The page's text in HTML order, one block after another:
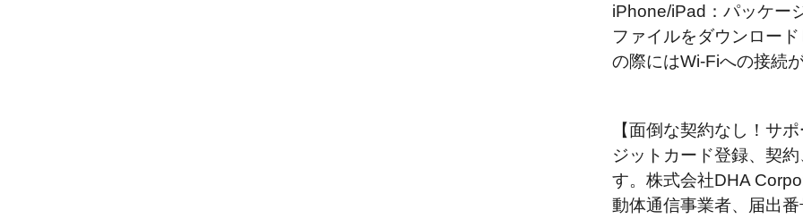
iPhone/iPad：パッケー
ファイルをダウンロー
の際にはWi-Fiへの接続
【面倒な契約なし！サ
ジットカード登録、契
す。株式会社DHA
動体通信事業者、届出